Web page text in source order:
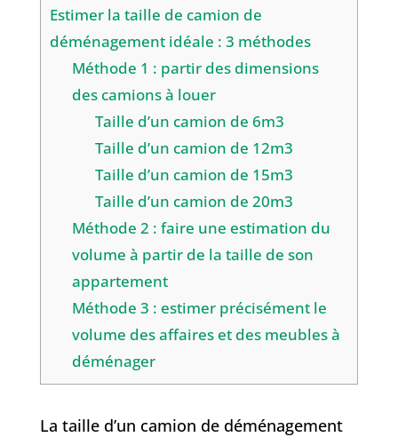
Estimer la taille de camion de
déménagement idéale : 3 méthodes
Méthode 1 : partir des dimensions
des camions à louer
Taille d’un camion de 6m3
Taille d’un camion de 12m3
Taille d’un camion de 15m3
Taille d’un camion de 20m3
Méthode 2 : faire une estimation du
volume à partir de la taille de son
appartement
Méthode 3 : estimer précisément le
volume des affaires et des meubles à
déménager
La taille d’un camion de déménagement